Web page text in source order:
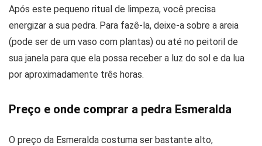
Após este pequeno ritual de limpeza, você precisa
energizar a sua pedra. Para fazê-la, deixe-a sobre a areia
(pode ser de um vaso com plantas) ou até no peitoril de
sua janela para que ela possa receber a luz do sol e da lua
por aproximadamente três horas.
Preço e onde comprar a pedra Esmeralda
O preço da Esmeralda costuma ser bastante alto,